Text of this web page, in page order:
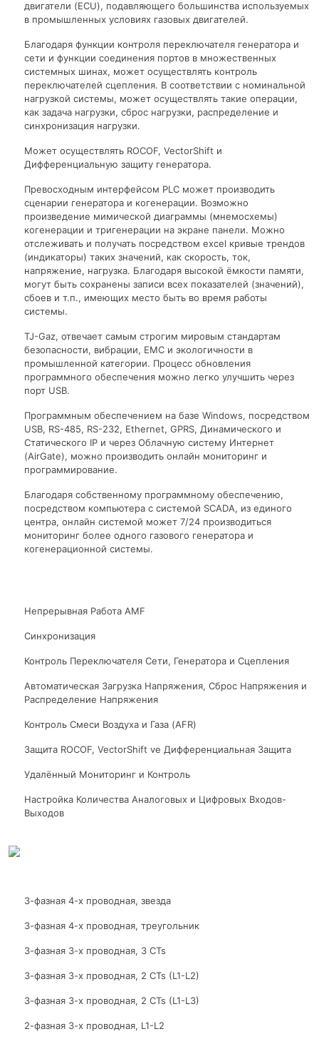
двигатели (ECU), подавляющего большинства используемых
в промышленных условиях газовых двигателей.
Благодаря функции контроля переключателя генератора и
сети и функции соединения портов в множественных
системных шинах, может осуществлять контроль
переключателей сцепления. В соответствии с номинальной
нагрузкой системы, может осуществлять такие операции,
как задача нагрузки, сброс нагрузки, распределение и
синхронизация нагрузки.
Может осуществлять ROCOF, VectorShift и
Дифференциальную защиту генератора.
Превосходным интерфейсом PLC может производить
сценарии генератора и когенерации. Возможно
произведение мимической диаграммы (мнемосхемы)
когенерации и тригенерации на экране панели. Можно
отслеживать и получать посредством excel кривые трендов
(индикаторы) таких значений, как скорость, ток,
напряжение, нагрузка. Благодаря высокой ёмкости памяти,
могут быть сохранены записи всех показателей (значений),
сбоев и т.п., имеющих место быть во время работы
системы.
TJ-Gaz, отвечает самым строгим мировым стандартам
безопасности, вибрации, ЕМС и экологичности в
промышленной категории. Процесс обновления
программного обеспечения можно легко улучшить через
порт USB.
Программным обеспечением на базе Windows, посредством
USB, RS-485, RS-232, Ethernet, GPRS, Динамического и
Статического IP и через Облачную систему Интернет
(AirGate), можно производить онлайн мониторинг и
программирование.
Благодаря собственному программному обеспечению,
посредством компьютера с системой SCADA, из единого
центра, онлайн системой может 7/24 производиться
мониторинг более одного газового генератора и
когенерационной системы.
Непрерывная Работа AMF
Синхронизация
Контроль Переключателя Сети, Генератора и Сцепления
Автоматическая Загрузка Напряжения, Сброс Напряжения и
Распределение Напряжения
Контроль Смеси Воздуха и Газа (AFR)
Защита ROCOF, VectorShift ve Дифференциальная Защита
Удалённый Мониторинг и Контроль
Настройка Количества Аналоговых и Цифровых Входов-
Выходов
3-фазная 4-х проводная, звезда
3-фазная 4-х проводная, треугольник
3-фазная 3-х проводная, 3 CTs
3-фазная 3-х проводная, 2 CTs (L1-L2)
3-фазная 3-х проводная, 2 CTs (L1-L3)
2-фазная 3-х проводная, L1-L2